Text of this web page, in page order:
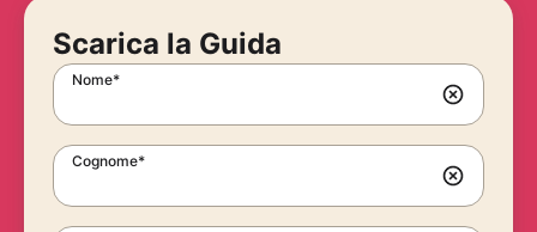
Scarica la Guida
Nome*
Cognome*